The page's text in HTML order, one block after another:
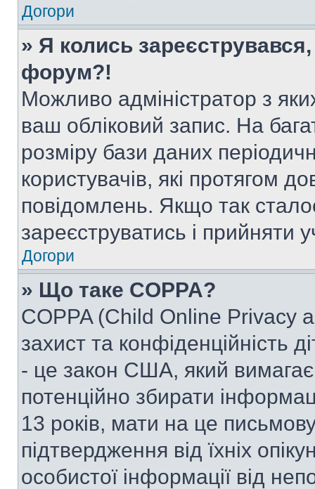
Догори
» Я колись
форум?!
Можливо адміністратор з
ваш обліковий запис. На
розміру бази даних
користувачів, які протягом
повідомлень. Якщо так
зареєструватись і прийняти
Догори
» Що таке COPPA?
COPPA (Child Online Privacy
захист та конфіденційність
- це закон США, який вимагає
потенційно збирати
13 років, мати на це письмову
підтвердження від їхніх
особистої інформації від